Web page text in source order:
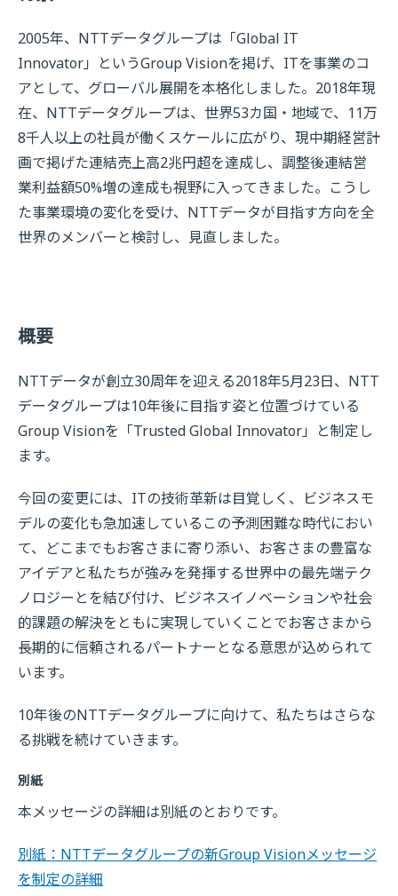
2005年、NTTデータグループは「Global IT
Innovator」というGroup Visionを掲げ、ITを事業のコ
アとして、グローバル展開を本格化しました。2018年現
在、NTTデータグループは、世界53カ国・地域で、11万
8千人以上の社員が働くスケールに広がり、現中期経営計
画で掲げた連結売上高2兆円超を達成し、調整後連結営
業利益額50%増の達成も視野に入ってきました。こうし
た事業環境の変化を受け、NTTデータが目指す方向を全
世界のメンバーと検討し、見直しました。
概要
NTTデータが創立30周年を迎える2018年5月23日、NTT
データグループは10年後に目指す姿と位置づけている
Group Visionを「Trusted Global Innovator」と制定し
ます。
今回の変更には、ITの技術革新は目覚しく、ビジネスモ
デルの変化も急加速しているこの予測困難な時代におい
て、どこまでもお客さまに寄り添い、お客さまの豊富な
アイデアと私たちが強みを発揮する世界中の最先端テク
ノロジーとを結び付け、ビジネスイノベーションや社会
的課題の解決をともに実現していくことでお客さまから
長期的に信頼されるパートナーとなる意思が込められて
います。
10年後のNTTデータグループに向けて、私たちはさらな
る挑戦を続けていきます。
別紙
本メッセージの詳細は別紙のとおりです。
別紙：NTTデータグループの新Group Visionメッセージ
を制定の詳細